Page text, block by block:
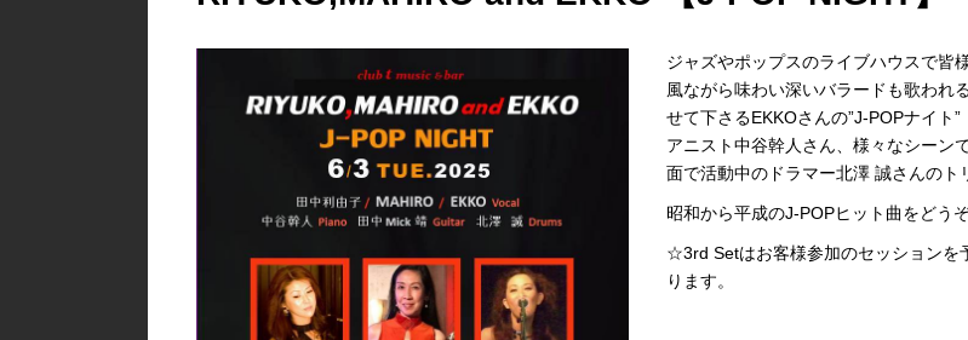
ジャズやポップスのライブハウスで皆
風ながら味わい深いバラードも歌わ
せて下さるEKKOさんの”J-POPナイ
アニスト中谷幹人さん、様々なシーン
面で活動中のドラマー北澤 誠さんのト
昭和から平成のJ-POPヒット曲をどう
☆3rd Setはお客様参加のセッションを
ります。